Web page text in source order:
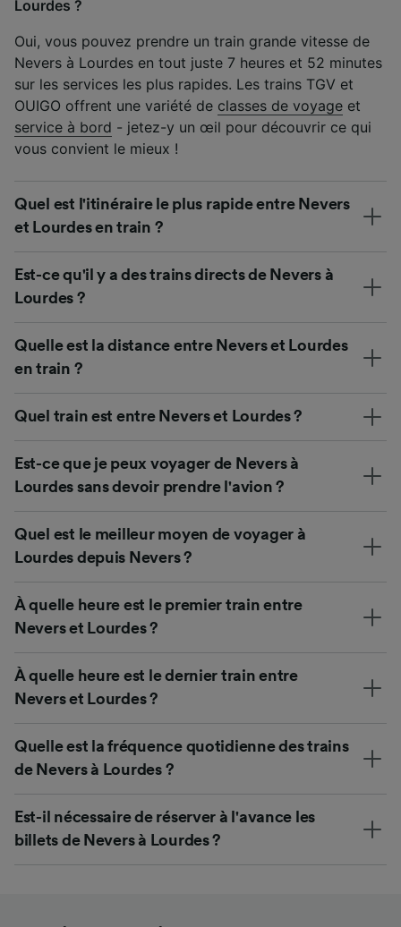
Lourdes ?
Oui, vous pouvez prendre un train grande vitesse de
Nevers à Lourdes en tout juste 7 heures et 52 minutes
sur les services les plus rapides. Les trains TGV et
OUIGO offrent une variété de classes de voyage et
service à bord - jetez-y un œil pour découvrir ce qui
vous convient le mieux !
Quel est l'itinéraire le plus rapide entre Nevers
et Lourdes en train ?
Est-ce qu'il y a des trains directs de Nevers à
Lourdes ?
Quelle est la distance entre Nevers et Lourdes
en train ?
Quel train est entre Nevers et Lourdes ?
Est-ce que je peux voyager de Nevers à
Lourdes sans devoir prendre l'avion ?
Quel est le meilleur moyen de voyager à
Lourdes depuis Nevers ?
À quelle heure est le premier train entre
Nevers et Lourdes ?
À quelle heure est le dernier train entre
Nevers et Lourdes ?
Quelle est la fréquence quotidienne des trains
de Nevers à Lourdes ?
Est-il nécessaire de réserver à l'avance les
billets de Nevers à Lourdes ?